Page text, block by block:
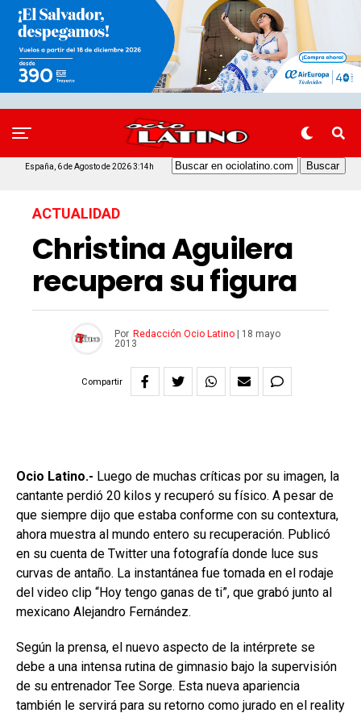
España, 6 de Agosto de 2026 3:14h
ACTUALIDAD
Christina Aguilera
recupera su figura
Por Redacción Ocio Latino|
18 mayo
2013
Compartir
Ocio Latino.- Luego de muchas críticas por su imagen, la
cantante perdió 20 kilos y recuperó su físico. A pesar de
que siempre dijo que estaba conforme con su contextura,
ahora muestra al mundo entero su recuperación. Publicó
en su cuenta de Twitter una fotografía donde luce sus
curvas de antaño. La instantánea fue tomada en el rodaje
del video clip “Hoy tengo ganas de ti”, que grabó junto al
mexicano Alejandro Fernández.
Según la prensa, el nuevo aspecto de la intérprete se
debe a una intensa rutina de gimnasio bajo la supervisión
de su entrenador Tee Sorge. Esta nueva apariencia
también le servirá para su retorno como jurado en el reality